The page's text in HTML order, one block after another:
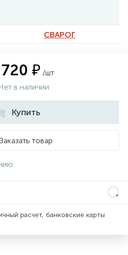
СВАРОГ
₽ /шт
в наличии
Купить
Заказать товар
расчет, банковские карты